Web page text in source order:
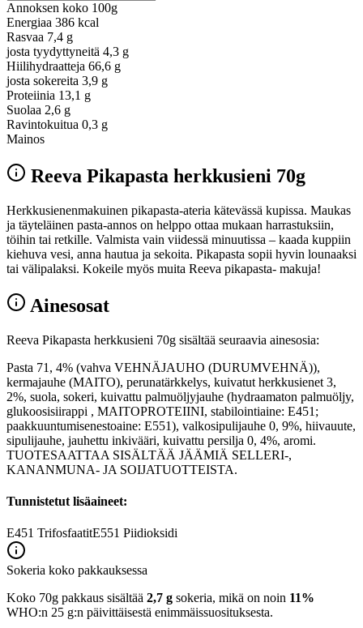
Annoksen koko 100g
Energiaa 386 kcal
Rasvaa 7,4 g
josta tyydyttyneitä 4,3 g
Hiilihydraatteja 66,6 g
josta sokereita 3,9 g
Proteiinia 13,1 g
Suolaa 2,6 g
Ravintokuitua 0,3 g
Mainos
Reeva Pikapasta herkkusieni 70g
Herkkusienenmakuinen pikapasta-ateria kätevässä kupissa. Maukas
ja täyteläinen pasta-annos on helppo ottaa mukaan harrastuksiin,
töihin tai retkille. Valmista vain viidessä minuutissa – kaada kuppiin
kiehuva vesi, anna hautua ja sekoita. Pikapasta sopii hyvin lounaaksi
tai välipalaksi. Kokeile myös muita Reeva pikapasta- makuja!
Ainesosat
Reeva Pikapasta herkkusieni 70g sisältää seuraavia ainesosia:
Pasta 71, 4% (vahva VEHNÄJAUHO (DURUMVEHNÄ)),
kermajauhe (MAITO), perunatärkkelys, kuivatut herkkusienet 3,
2%, suola, sokeri, kuivattu palmuöljyjauhe (hydraamaton palmuöljy,
glukoosisiirappi , MAITOPROTEIINI, stabilointiaine: E451;
paakkuuntumisenestoaine: E551), valkosipulijauhe 0, 9%, hiivauute,
sipulijauhe, jauhettu inkivääri, kuivattu persilja 0, 4%, aromi.
TUOTESAATTAA SISÄLTÄÄ JÄÄMIÄ SELLERI-,
KANANMUNA- JA SOIJATUOTTEISTA.
Tunnistetut lisäaineet:
E451 TrifosfaatitE551 Piidioksidi
Sokeria koko pakkauksessa
Koko 70g pakkaus sisältää 2,7 g sokeria, mikä on noin 11%
WHO:n 25 g:n päivittäisestä enimmäissuosituksesta.